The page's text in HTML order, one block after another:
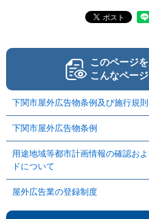
このページ
こんなペー
下関市屋外広告物条例及び施行規
下関市屋外広告物条例
用途地域等都市計画情報の確認お
ドについて
屋外広告業の登録制度